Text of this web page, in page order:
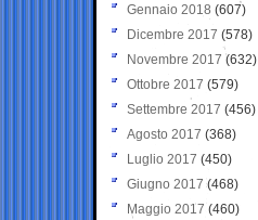
Gennaio 2018 (607)
Dicembre 2017 (578)
Novembre 2017 (632)
Ottobre 2017 (579)
Settembre 2017 (456)
Agosto 2017 (368)
Luglio 2017 (450)
Giugno 2017 (468)
Maggio 2017 (460)